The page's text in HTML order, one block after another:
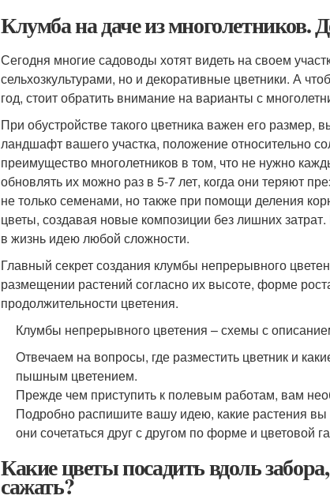
Клумба на даче из многолетников.
Сегодня многие садоводы хотят видеть на своем
сельхозкультурами, но и декоративные цветники. А
год, стоит обратить внимание на варианты с
При обустройстве такого цветника важен его размер,
ландшафт вашего участка, положение относительно
преимущество многолетников в том, что не нужно
обновлять их можно раз в 5-7 лет, когда они теряют
не только семенами, но также при помощи деления
цветы, создавая новые композиции без лишних
в жизнь идею любой сложности.
Главный секрет создания клумбы непрерывного
размещении растений согласно их высоте, форме
продолжительности цветения.
Клумбы непрерывного цветения – схемы с
Отвечаем на вопросы, где разместить цветник и
пышным цветением.
Прежде чем приступить к полевым работам, вам
Подробно распишите вашу идею, какие растения вы
они сочетаться друг с другом по форме и цветовой
Какие цветы посадить вдоль
сажать?